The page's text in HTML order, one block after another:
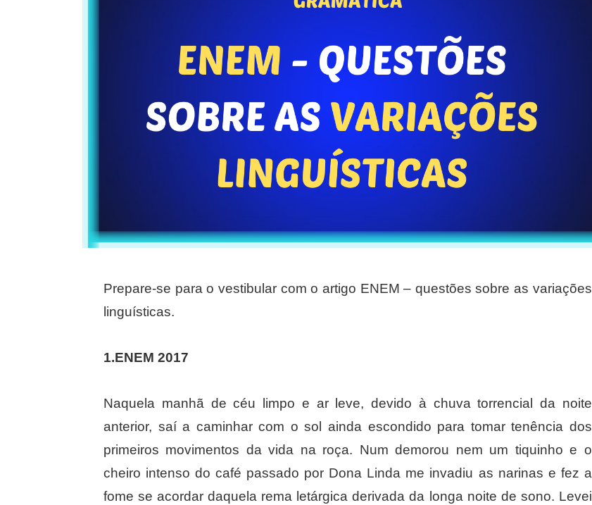
Prepare-se para o vestibular com o artigo ENEM – questões sobre as variações
linguísticas.
1.ENEM 2017
Naquela manhã de céu limpo e ar leve, devido à chuva torrencial da noite
anterior, saí a caminhar com o sol ainda escondido para tomar tenência dos
primeiros movimentos da vida na roça. Num demorou nem um tiquinho e o
cheiro intenso do café passado por Dona Linda me invadiu as narinas e fez a
fome se acordar daquela rema letárgica derivada da longa noite de sono. Levei